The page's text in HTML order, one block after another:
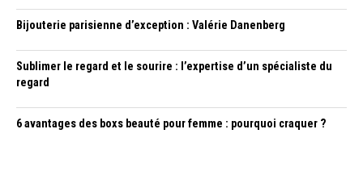
Bijouterie parisienne d’exception : Valérie Danenberg
Sublimer le regard et le sourire : l’expertise d’un spécialiste du
regard
6 avantages des boxs beauté pour femme : pourquoi craquer ?